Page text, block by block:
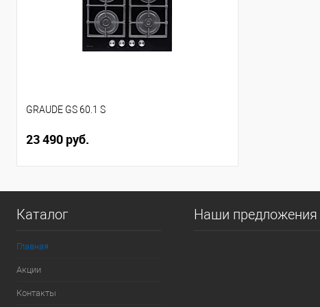
GRAUDE GS 60.1 S
23 490 руб.
Каталог
Главная
Акции
Контакты
Наши предложения